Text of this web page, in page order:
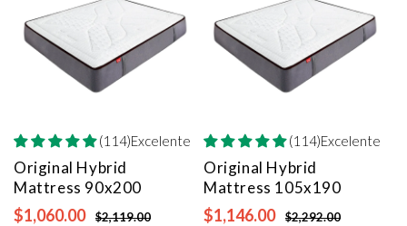
(114)Excelente
Original Hybrid
Mattress 90x200
$1,060.00 $2,119.00
(114)Excelente
Original Hybrid
Mattress 105x190
$1,146.00 $2,292.00